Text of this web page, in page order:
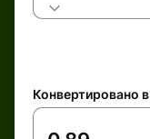
Конвертировано в